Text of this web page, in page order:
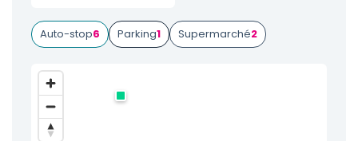
Auto-stop6 Parking1 Supermarché2